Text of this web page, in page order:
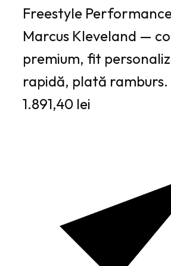
Freestyle
Marcus Kleveland —
premium, fit
rapidă, plată ramburs.
1.891,40 lei